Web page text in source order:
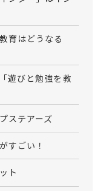
育はどうなる
遊びと勉強を教
ステアーズ
すごい！
ト